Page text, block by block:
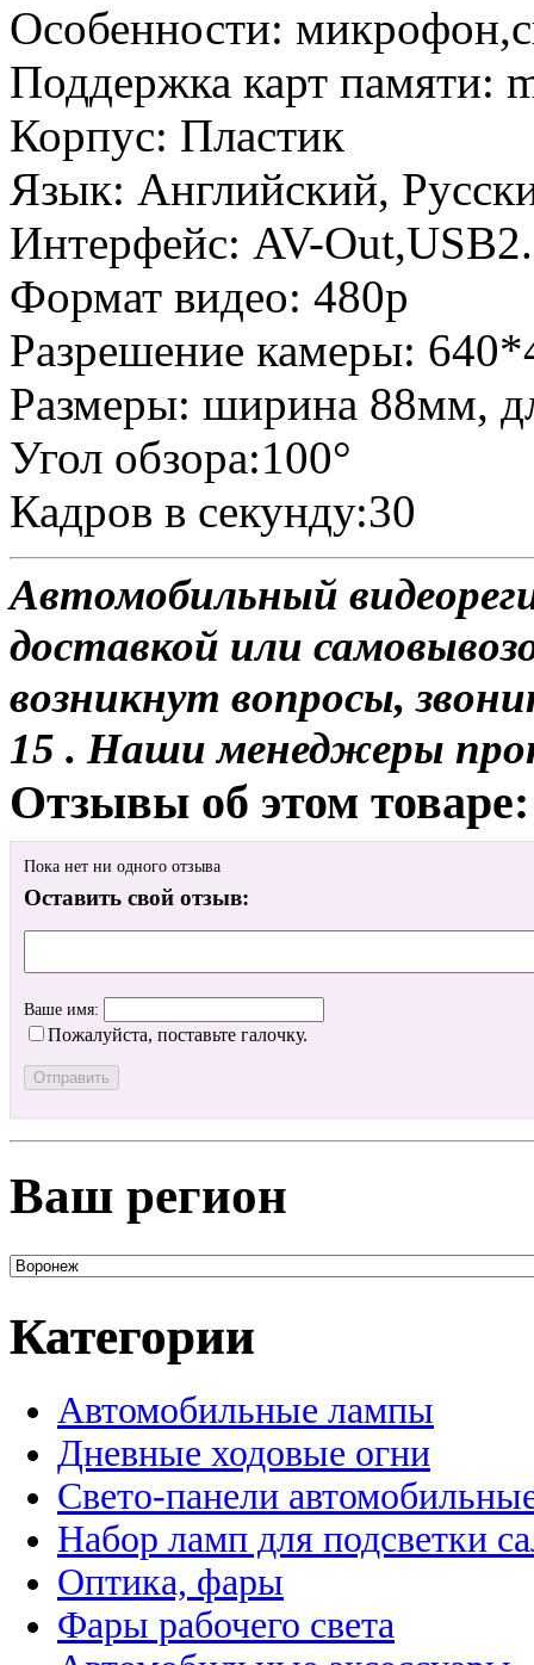
Особенности:
Поддержка карт памяти:
Корпус: Пластик
Язык: Английский,
Интерфейс: AV-
Формат видео: 480p
Разрешение камеры:
Размеры: ширина 88мм,
Угол обзора:100°
Кадров в секунду:30
Автомобильный
доставкой или
возникнут вопросы,
15 . Наши менеджеры
Отзывы об этом товаре:
Пока нет ни одного отзыва
Оставить свой отзыв:
Ваше имя:
Пожалуйста, поставьте галочку.
Ваш регион
Категории
Автомобильные лампы
Дневные ходовые огни
Свето-панели
Набор ламп для подсветки
Оптика, фары
Фары рабочего света